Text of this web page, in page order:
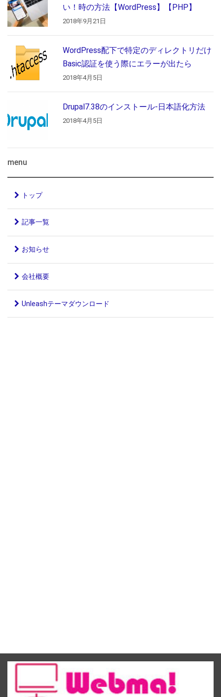
い！時の方法【WordPress】【PHP】
2018年9月21日
WordPress配下で特定のディレクトリだけ
Basic認証を使う際にエラーが出たら
2018年4月5日
Drupal7.38のインストール-日本語化方法
2018年4月5日
menu
トップ
記事一覧
お知らせ
会社概要
Unleashテーマダウンロード